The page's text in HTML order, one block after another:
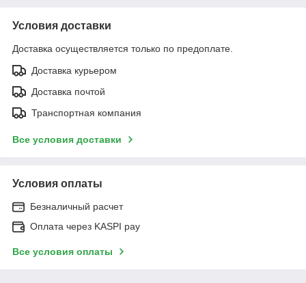
Условия доставки
Доставка осуществляется только по предоплате.
Доставка курьером
Доставка почтой
Транспортная компания
Все условия доставки
Условия оплаты
Безналичный расчет
Оплата через KASPI pay
Все условия оплаты